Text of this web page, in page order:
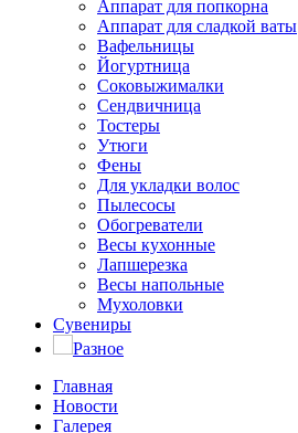
Аппарат для попкорна
Аппарат для сладкой ваты
Вафельницы
Йогуртница
Соковыжималки
Сендвичница
Тостеры
Утюги
Фены
Для укладки волос
Пылесосы
Обогреватели
Весы кухонные
Лапшерезка
Весы напольные
Мухоловки
Сувениры
Разное
Главная
Новости
Галерея